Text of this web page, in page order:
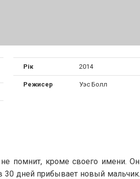
Рік 2014
Режисер Уэс Болл
помнит, кроме своего имени.
дней прибывает новый мальчик.